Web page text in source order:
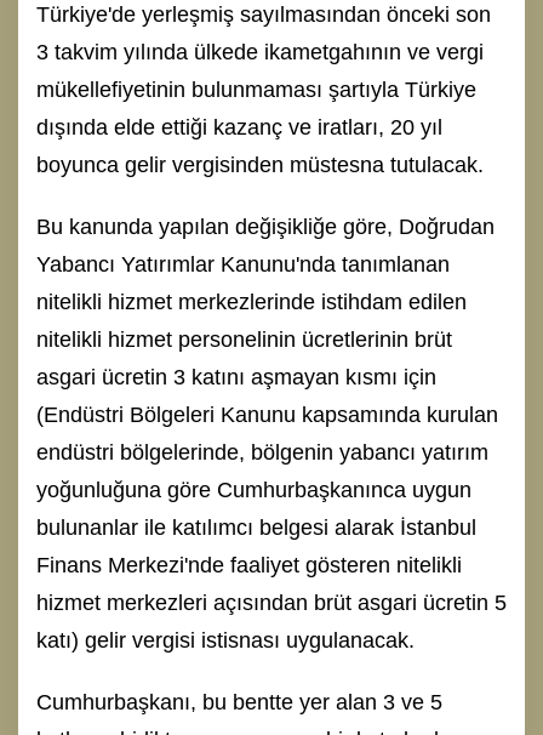
Türkiye'de yerleşmiş sayılmasından önceki son
3 takvim yılında ülkede ikametgahının ve vergi
mükellefiyetinin bulunmaması şartıyla Türkiye
dışında elde ettiği kazanç ve iratları, 20 yıl
boyunca gelir vergisinden müstesna tutulacak.
Bu kanunda yapılan değişikliğe göre, Doğrudan
Yabancı Yatırımlar Kanunu'nda tanımlanan
nitelikli hizmet merkezlerinde istihdam edilen
nitelikli hizmet personelinin ücretlerinin brüt
asgari ücretin 3 katını aşmayan kısmı için
(Endüstri Bölgeleri Kanunu kapsamında kurulan
endüstri bölgelerinde, bölgenin yabancı yatırım
yoğunluğuna göre Cumhurbaşkanınca uygun
bulunanlar ile katılımcı belgesi alarak İstanbul
Finans Merkezi'nde faaliyet gösteren nitelikli
hizmet merkezleri açısından brüt asgari ücretin 5
katı) gelir vergisi istisnası uygulanacak.
Cumhurbaşkanı, bu bentte yer alan 3 ve 5